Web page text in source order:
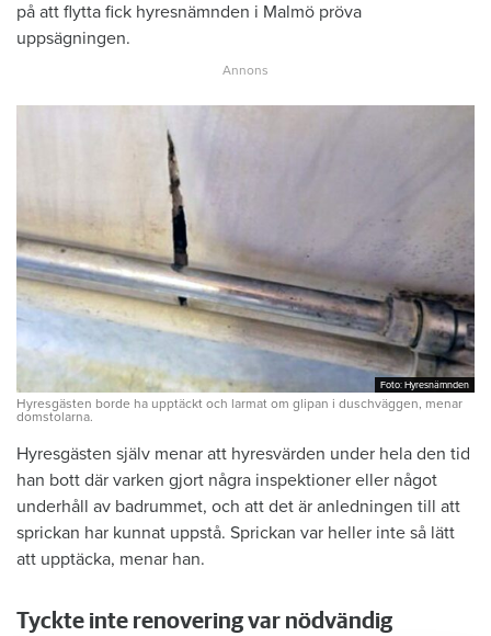
på att flytta fick hyresnämnden i Malmö pröva
uppsägningen.
Foto: Hyresnämnden
Foto: Hyresnämnden
Hyresgästen borde ha upptäckt och larmat om glipan i duschväggen, menar
domstolarna.
Hyresgästen själv menar att hyresvärden under hela den tid
han bott där varken gjort några inspektioner eller något
underhåll av badrummet, och att det är anledningen till att
sprickan har kunnat uppstå. Sprickan var heller inte så lätt
att upptäcka, menar han.
Tyckte inte renovering var nödvändig